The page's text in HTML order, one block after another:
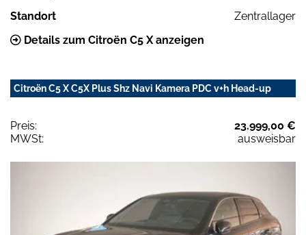
Standort
Zentrallager
Details zum Citroën C5 X anzeigen
Citroën C5 X C5X Plus Shz Navi Kamera PDC v+h Head-up
Preis:
23.999,00 €
MWSt:
ausweisbar